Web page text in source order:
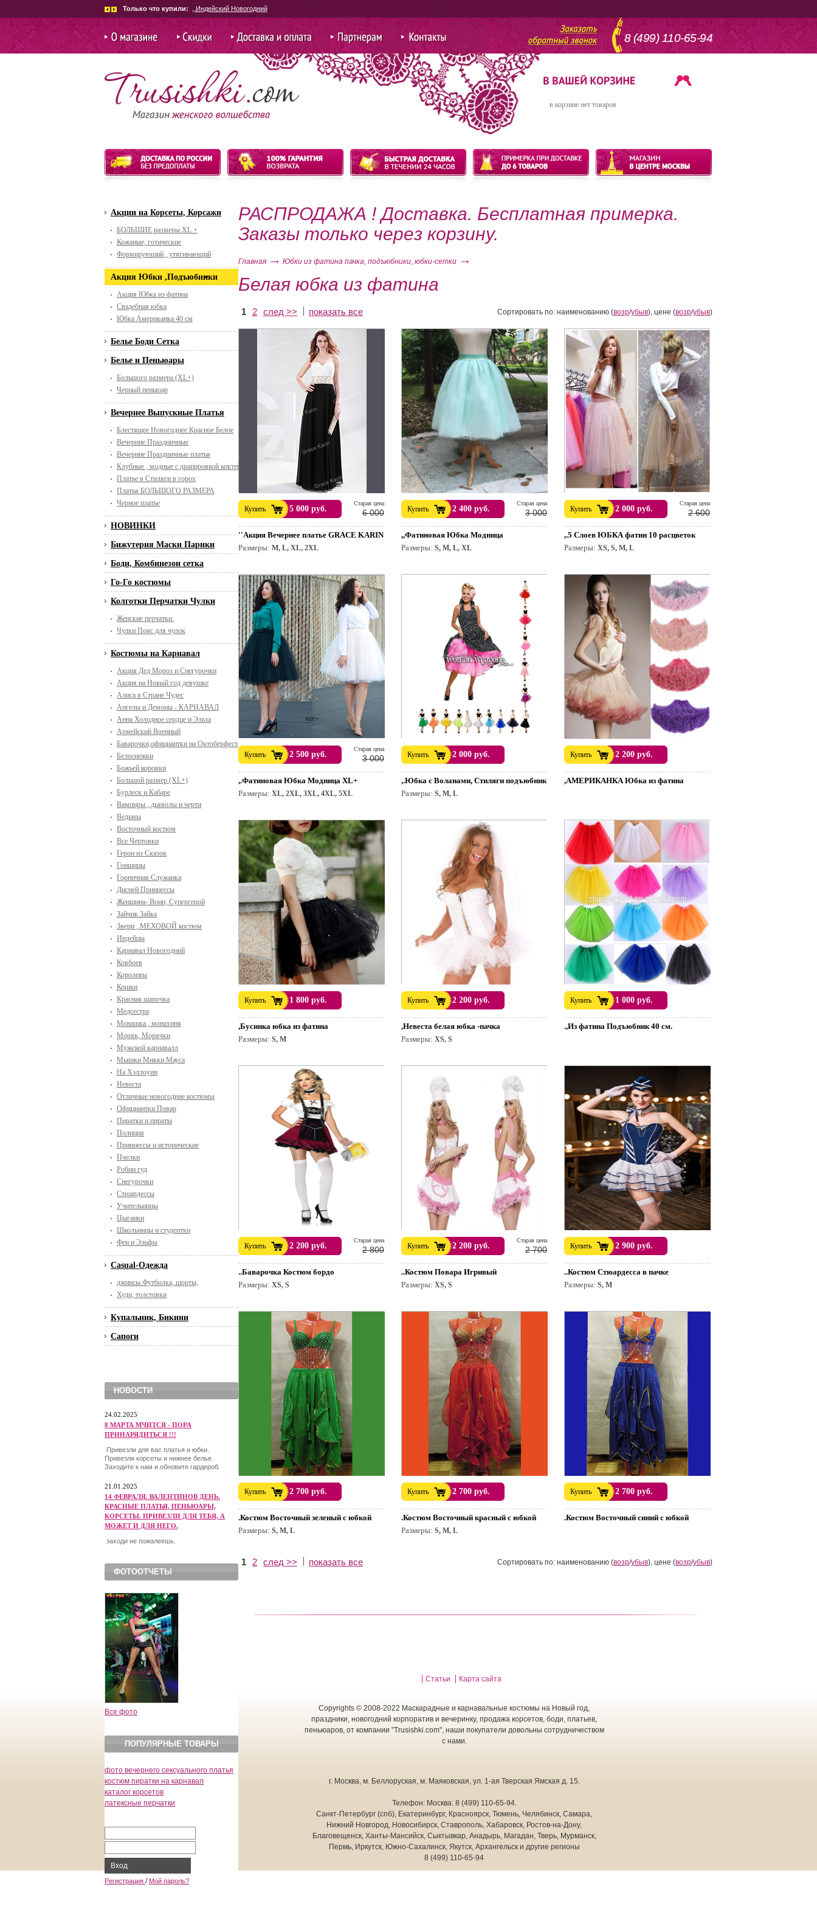
в корзине нет товаров
О магазине
Скидки и
акции
Доставка и оплата
Партнерам
для покупки
оптом
Контакты 8 (499) 110-65-94
Акции на Корсеты, Корсажи
БОЛЬШИЕ размеры XL +
Кожаные, готические
Формирующий , утягивающий
Акция Юбки ,Подъюбники
Акция Юбка из фатина
Свадебная юбка
Юбка Американка 40 см
Белье Боди Сетка
Белье и Пеньюары
Большого размера (XL+)
Черный пеньюар
Вечернее Выпускные Платья
Блестящее Новогоднее Красное Белое
Вечерние Праздничные
Вечерние Праздничные платья
Клубные , модные с драпировкой коктейльные
Платье в Стиляги в горох
Платья БОЛЬШОГО РАЗМЕРА
Черное платье
НОВИНКИ
Бижутерия Маски Парики
Боди, Комбинезон сетка
Го-Го костюмы
Колготки Перчатки Чулки
Женские перчатки.
Чулки Пояс для чулок
Костюмы на Карнавал
Акция Дед Мороз и Снегурочки
Акция на Новый год девушке
Алиса в Стране Чудес
Ангелы и Демоны - КАРНАВАЛ
Анна Холодное сердце и Эльза
Армейский Военный
Баварочки,официантки на Октоберфест. Пивной праздник.
Белоснежки
Божьей коровки
Большой размер (XL+)
Бурлеск и Кабаре
Вампиры , дьяволы и черти
Ведьмы
Восточный костюм
Все Чертовки
Герои из Сказок
Гонщицы
Горничная Служанка
Дисней Принцессы
Женщина- Воин, Супергерой
Зайчик Зайка
Звери , МЕХОВОЙ костюм
Индейцы
Карнавал Новогодний
Ковбоев
Королевы
Кошки
Красная шапочка
Медсестра
Монашка , монахиня
Моряк, Морячки
Мужской карнавалл
Мышки Микки Мауса
На Хэллоуин
Невеста
Отличные новогодние костюмы
Официантки Повар
Пиратки и пираты
Полиция
Принцессы и исторические
Пчелки
Робин гуд
Снегурочки
Стюардессы
Учительницы
Цыганки
Школьницы и студентки
Феи и Эльфы
Casual-Одежда
джинсы.Футболка, шорты,
Худи, толстовки
Купальник, Бикини
Сапоги
НОВОСТИ
24.02.2025
8 МАРТА МЧИТСЯ - ПОРА
ПРИНАРЯДИТЬСЯ !!!
Привезли для вас платья и юбки.
Привезли корсеты и нижнее белье.
Заходите к нам и обновите гардероб.
21.01.2025
14 ФЕВРАЛЯ. ВАЛЕНТИНОВ ДЕНЬ.
КРАСНЫЕ ПЛАТЬЯ, ПЕНЬЮАРЫ,
КОРСЕТЫ. ПРИВЕЗЛИ ДЛЯ ТЕБЯ, А
МОЖЕТ И ДЛЯ НЕГО.
заходи не пожалеешь.
ФОТООТЧЕТЫ
Все фото
ПОПУЛЯРНЫЕ ТОВАРЫ
фото вечернего сексуального платья
костюм пиратки на карнавал
каталог корсетов
латексные перчатки
Вход
Регистрация / Мой пароль?
РАСПРОДАЖА ! Доставка. Бесплатная примерка.
Заказы только через корзину.
Главная Юбки из фатина пачка, подъюбники, юбки-сетки
Белая юбка из фатина
1 2 след >> показать все Сортировать по: наименованию (возр/убыв), цене (возр/убыв)
''Акция Вечернее платье GRACE KARIN
Размеры: M, L, XL, 2XL
Купить 5 000 руб.
Cтарая цена
6 000
,,Фатиновая Юбка Модница
Размеры: S, M, L, XL
Купить 2 400 руб.
Cтарая цена
3 000
,.5 Слоев ЮБКА фатин 10 расцветок
Размеры: XS, S, M, L
Купить 2 000 руб.
Cтарая цена
2 600
,.Фатиновая Юбка Модница XL+
Размеры: XL, 2XL, 3XL, 4XL, 5XL
Купить 2 500 руб.
Cтарая цена
3 000
,.Юбка с Воланами, Стиляги подъюбник
Размеры: S, M, L
Купить 2 000 руб.
,АМЕРИКАНКА Юбка из фатина
Купить 2 200 руб.
,Бусинка юбка из фатина
Размеры: S, M
Купить 1 800 руб.
,Невеста белая юбка -пачка
Размеры: XS, S
Купить 2 200 руб.
.,Из фатина Подъюбник 40 см.
Купить 1 000 руб.
..Баварочка Костюм бордо
Размеры: XS, S
Купить 2 200 руб.
Cтарая цена
2 800
..Костюм Повара Игривый
Размеры: XS, S
Купить 2 200 руб.
Cтарая цена
2 700
..Костюм Стюардесса в пачке
Размеры: S, M
Купить 2 900 руб.
.Костюм Восточный зеленый с юбкой
Размеры: S, M, L
Купить 2 700 руб.
.Костюм Восточный красный с юбкой
Размеры: S, M, L
Купить 2 700 руб.
.Костюм Восточный синий с юбкой
Купить 2 700 руб.
1 2 след >> показать все Сортировать по: наименованию (возр/убыв), цене (возр/убыв)
Только что купили: .Костюм Гладиатор женский S
Статьи Карта сайта
Copyrights © 2008-2022 Маскарадные и карнавальные костюмы на Новый год,
праздники, новогодний корпоратив и вечеринку, продажа корсетов, боди, платьев,
пеньюаров, от компании "Trusishki.com", наши покупатели довольны сотрудничеством
с нами.
г. Москва, м. Беллоруская, м. Маяковская, ул. 1-ая Тверская Ямская д. 15.
Телефон: Москва: 8 (499) 110-65-94.
Санкт-Петербург (спб), Екатеринбург, Красноярск, Тюмень, Челябинск, Самара,
Нижний Новгород, Новосибирск, Ставрополь, Хабаровск, Ростов-на-Дону,
Благовещенск, Ханты-Мансийск, Сыктывкар, Анадырь, Магадан, Тверь, Мурманск,
Пермь, Иркутск, Южно-Сахалинск, Якутск, Архангельск и другие регионы
8 (499) 110-65-94